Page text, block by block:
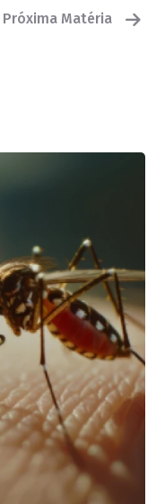
Próxima Matéria